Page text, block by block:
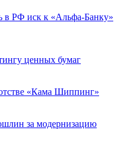
в РФ иск к «Альфа-Банку»
ценных бумаг
«Кама Шиппинг»
за модернизацию